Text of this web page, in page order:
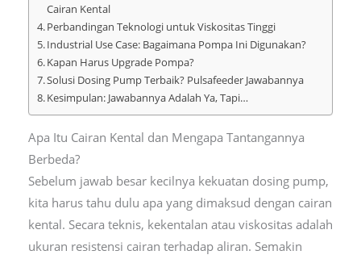
Cairan Kental
Perbandingan Teknologi untuk Viskositas Tinggi
Industrial Use Case: Bagaimana Pompa Ini Digunakan?
Kapan Harus Upgrade Pompa?
Solusi Dosing Pump Terbaik? Pulsafeeder Jawabannya
Kesimpulan: Jawabannya Adalah Ya, Tapi…
Apa Itu Cairan Kental dan Mengapa Tantangannya
Berbeda?
Sebelum jawab besar kecilnya kekuatan dosing pump,
kita harus tahu dulu apa yang dimaksud dengan cairan
kental. Secara teknis, kekentalan atau viskositas adalah
ukuran resistensi cairan terhadap aliran. Semakin